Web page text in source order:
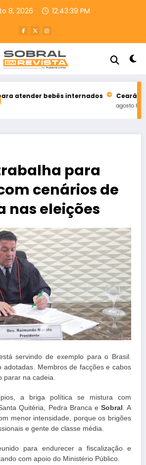
8, 2026 12:43:41 PM
internados Ceará encerra julho
para
cenários de
nas eleições
servindo de exemplo para o Brasil.
adotadas. Membros de facções e cabos
parar na cadeia.
a briga política se mistura com
Quitéria, Pedra Branca e Sobral
. A
menor intensidade, porque os brigões
e gente de classe média.
para endurecer a fiscalização e
com apoio do Ministério Público.